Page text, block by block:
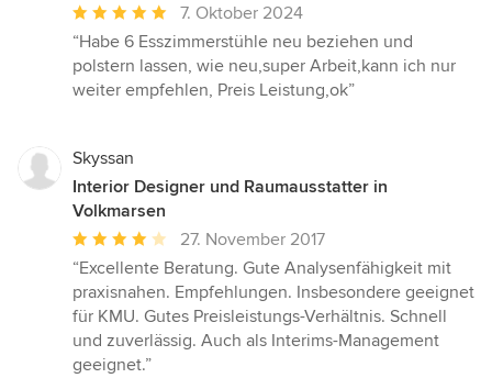
Durchschnittliche
Bewertung:
5
von
7. Oktober 2024
“Habe 6 Esszimmerstühle neu beziehen und
polstern lassen, wie neu,super Arbeit,kann ich nur
weiter empfehlen, Preis Leistung,ok”
Skyssan
Interior Designer und Raumausstatter in
Volkmarsen
Durchschnittliche
Bewertung:
4
von
5
Sternen
27. November 2017
“Excellente Beratung. Gute Analysenfähigkeit mit
praxisnahen. Empfehlungen. Insbesondere geeignet
für KMU. Gutes Preisleistungs-Verhältnis. Schnell
und zuverlässig. Auch als Interims-Management
geeignet.”